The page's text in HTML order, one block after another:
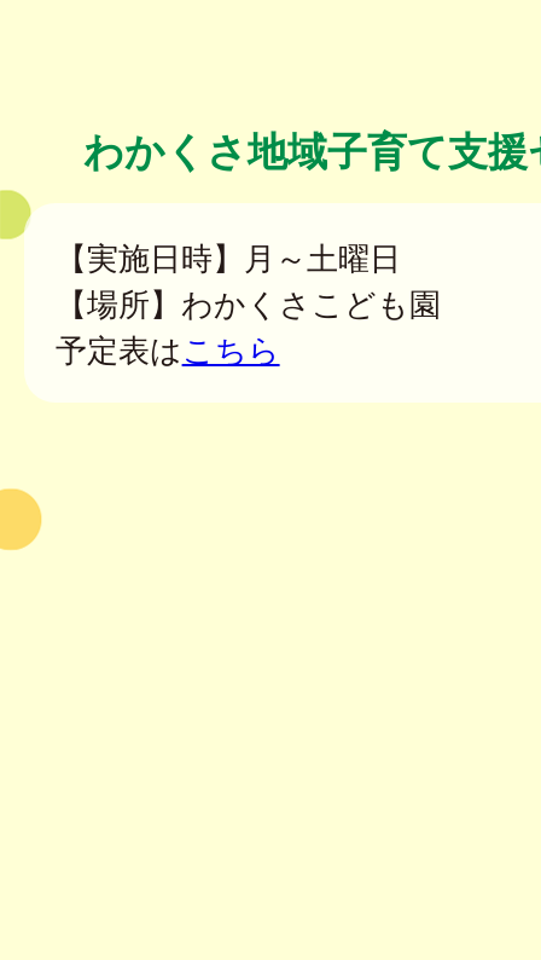
わかくさ地域子育て支
【実施日時】月～土曜日
【場所】わかくさこども園
予定表はこちら